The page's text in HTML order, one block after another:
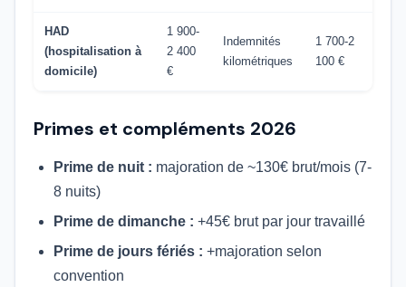
HAD
(hospitalisation à
domicile)
1 900-
2 400
€
Indemnités
kilométriques
1 700-2
100 €
Primes et compléments 2026
Prime de nuit : majoration de ~130€ brut/mois (7-
8 nuits)
Prime de dimanche : +45€ brut par jour travaillé
Prime de jours fériés : +majoration selon
convention